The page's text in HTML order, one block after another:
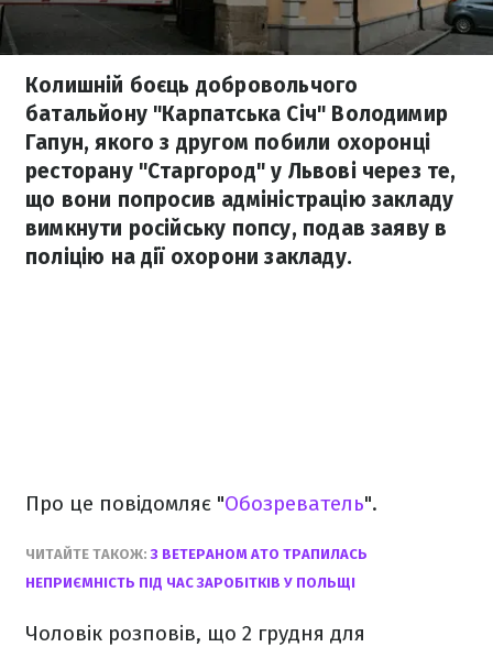
Колишній боєць добровольчого
батальйону "Карпатська Січ" Володимир
Гапун, якого з другом побили охоронці
ресторану "Старгород" у Львові через те,
що вони попросив адміністрацію закладу
вимкнути російську попсу, подав заяву в
поліцію на дії охорони закладу.
Про це повідомляє "Обозреватель".
ЧИТАЙТЕ ТАКОЖ:З ВЕТЕРАНОМ АТО ТРАПИЛАСЬ
НЕПРИЄМНІСТЬ ПІД ЧАС ЗАРОБІТКІВ У ПОЛЬЩІ
Чоловік розповів, що 2 грудня для